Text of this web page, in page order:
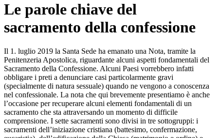
Le parole chiave del
sacramento della confessione
Il 1. luglio 2019 la Santa Sede ha emanato una Nota, tramite la Penitenzeria Apostolica, riguardante alcuni aspetti fondamentali del Sacramento della Confessione. Alcuni Paesi vorrebbero infatti obbligare i preti a denunciare casi particolarmente gravi (specialmente di natura sessuale) quando ne vengono a conoscenza nel confessionale. La nota che qui brevemente presentiamo è anche l’occasione per recuperare alcuni elementi fondamentali di un sacramento che sta attraversando un momento di difficile comprensione. I sette sacramenti sono divisi in tre sottogruppi: i sacramenti dell’iniziazione cristiana (battesimo, confermazione, eucaristia), dell’edificazione della Chiesa (matrimonio e ordine) e della guarigione (unzione dell’ammalato e confessione). Proprio perché ringuarda un punto così delicato della persona, esso va compreso in tutta la sua ricchezza e come una opportunità di crescita e maturazione cristiana. Nel preambolo il documento si sofferma sull’evoluzione sociale che pone delle serie sfide a chi desidera vivere pienamente il Vangelo. C’è una “bramosia”di informazioni che porta alla pubblicazione degli aspetti anche più personali e spesso il solo tribunale del giudizio dell’opinione pubblica pare essere ammesso. Di qui, aggiungiamo noi, anche le numerose espressioni mediatiche quali trasmissioni televisive, riviste e rotocalchi di stampo scandalistico. COME SE FOSSE… Il documento parla di diverse categorie di segretezza. Sovente, nei colloqui con un sacerdote (anche in momenti più leggeri e distensivi) si sente l’espressione “mi raccomando, come se fosse confessione”. È bene ribadire che l’ambito della confessione è ben definito, chiaro nella sua richiesta e nella sua attuazione. Per questo è bene aiutare e accompagnare i fedeli nella chiara distinzione delle forme di comunicazione: 1. La confessione sacramentale: vale quanto indicato sotto. 2. Foro interno extra-sacramentale e direzione spirituale: anche questo ambito è importante per il singolo fedele. Racchiude le confidenze per un cammino spirituale e di maturazione cristiana a un presbitero, un(a) consacrato(a) o un(a) laico(a). Anche il direttore o accompagnatore spirituale è tenuto ad una speciale riservatezza di quanto ascoltato in carattere di confidenza. 3. Segreti e altri limiti propri della comunicazione: gli altri segreti, anche di ambito professionale, possono essere sciolti se “la custodia del segreto dovesse causare danni a chi li confida , a chi ne viene messo a parte, o a terzi danni mnolto gravi ed evitabili soltanto mediante la divulgazione della verità” (Catechismo della Chiesa Cattolica, 2491). Un conto è quindi la confessione, che non può ammettere alcun tipo di divulgazione, o la direzione – accompagnamento spirituale, un conto sono le altre confidenze. Il criterio che la Nota suggerisce è di carattere evangelico… “ciò che volete che gli uomini facciano a voi, anche voi fatelo a loro (Lc 6,31). Bisogna quindi avere discernimento nel comprendere costantemente ciò che può essere condiviso e con chi. CONFIDENZA - La Confessione è, per sua natura, riservata. Chi va a confessarsi sa bene che quel prete non potrà mai servirsi di quanto ascoltato durante il momento della confessione. Questo garantisce anche la libertà di affidare, a cuore aperto, anche le ferite più profonde del soggetto. RISERVATEZZA - Non sono infatti ammesse deroghe rispetto al sigillo sacramentale. Il confessore è tenuto a difendere questo segreto persino “usque ad sanguinis effusionem”, ovvero fino alla morte, se necessario. Questo radicale principio è innanzitutto a motivo del ruolo del sacerdote: non bisogna dimenticare che il sacerdote è solamente ministro di questo sacramento, egli opera “in persona Christi”. Il penitente si sta confessando presso il Signore Gesù, per cui il sacerdote non possiede nulla, neanche una parola, di quanto gli viene confidato. ASSOLUZIONE - “io ti assolvo”: il prete dice queste parole nel nome del Signore. È un atto di lealtà, da parte del ministro del sacramento, nei confronti di Dio e del penitente stesso. Il sacerdote, da parte sua, non può perdonare i peccati. È Gesù che affida questo ministero ma resta lui stesso il protagonista della remissione dei peccati. TUTTO COMPRESO - Il segreto della confessione riguarda tutto quanto viene confidato al sacerdote, anche se la confessione non fosse valida o risultasse incompleta o senza assoiuzione. Addirittura si ricorda che il confessore stesso non può andare a “ripensare” quanto gli è stato confidato. PENTIMENTO - “Non è mai consentito porre al penitente, come condizione per l’assoluzione, l’obbligo di costituirsi alla giustizia”. Chiaramente è insito nella struttura stessa del sacramento il sincero pentimento, ma è ribadito che il sacerdote non può legare il sacramento all costituirsi. AIUTO ALLA VITTIMA - Per il carattere stesso di profonda interiorità e confidenza della confessione, la nota ricorda che è compito dei pastori accompagnare un’eventuale vittima di male altrui, garantendo assistenza e vicinanza anche nelle scelte di coinvolgimento della giustizia e nel rispetto dei propri diritti. SEGRETEZZA TOTALE - Neppure il penitente può sollevare il confessore dall’obbligo della segretezza, “perché questo viene direttamente da Dio”. Il penitente può tuttavia esplicitamente consentire a tornare sul contenuto della confessione con lo stesso confessore. CINQUE NOMI L’epoca contemporanea è caratterizzata da un ritorno al fenomeno e all’esperienza religiosa secondo nuove categorie. Spesso si costruisce una religiosità molto personale, costruita su sentimentalismi e basata sulle proprie scelte. Il camminare comune – tipico della fede cristiana – è fortemente messo in discussione a motivo della crescente individualizzazione. È normale che, con un simile panorama, un sacramento delicato e personale come quello della confessione sia messo in crisi. È bene però ribadire la profondità di questo dono che è posto nelle mani dei sacerdoti, ma che non ne diventano mai padroni o possessori. Essi stessi devono accostarsi di frequente alla confessione per poterne gustare i doni e la grazia da essa derivanti. Il Catechismo della Chiesa Cattolica (nn. 1423-1424) sottolinea che il sacramento che stiamo affrontando possa essere nominato in cinque differenti modi, a seconda di quale prospettiva si desideri affrontare: - Sacramento della conversione: è il sacramento dedicato alla conversione del cuore, al desiderio di trovare e vivere una rinnovata vita secondo il Vangelo; - Sacramento della penitenza: perché sbagliando ed ammettendo la propria colpa ci si rende conto del bisogno di pentirsi delle proprie scelte errate che hanno determinato un allontanamento dal disegno di Dio sulla propria vita; - Sacramento della confessione: dire i propri peccati davanti al sacerdote consente di togliere il peso del pecccato, che va chiamato per nome. Così si può riconoscere l’amore misericordioso del Padre che mai allontana una suo figlio che corre a lui; - Sacramento del perdono: l’amore presuppone il vincolo nuovo e insesauribile del perdono. È molto più che rispetto, tolleranza, comprensione. Il perdono significa il passo successivo all’errore, significa un nuovo punto di partenza. Chi ama è in grado di perdonare anche l’errore più difficile da sopportare. - Sacramento della riconciliazione: confessarsi significa riconoscere che, attraverso un peccato, ci si è allontanati da grande progetto che Dio ha sulla propria vita. È quindi rimettersi sui binari della sua volontà per il cammino della propria esistenza. INDIVIDUALE E PERSONALE La confessione (come tutti gli altri sacramenti) è per sua natura strettamente personale. Ogni singolo credente ha diritto di ricevere i sacramenti singolarmente. Vi sono delle rarissime eccezioni, consentite in casi eccezionali, che è bene qui ribadire. Il Codice di diritto canonico del 1983 ricorda, al can. 960, che la confessione individuale è “l’unico mezzo ordinario” per la riconciliazione con Dio e con la Chiesa. Il ministro, come visto sopra, celebra i sacramenti in umile servizio rispetto a quanto la Chiesa gli indica. Non è in suo potere decidere – quasi ne fosse “proprietario” – di modificare quanto gli è affidato. L’Esortazione Apostolica postsinodale Reconciliatio et Paenitentia (1985), promulgata da Giovanni Paolo II, offre molti spunti di riflessione sul sacramento che viene qui presentato. E viene affrontato pure il tema dell’assoluzione generale che invece è descritta nel can. 961, § 1, nn. 1°-2°: essa è consentita solamente se vi sono due condizioni che devono presentarsi contemporaneamente. L’assoluzione generale è consentita quando: - Vi è un imminente pericolo di morte (e quindi manca il tempo per la confessione individuale presso un sacerdote) - Vi sia una grave mancanza (penuria) di sacerdoti che porti i fedeli a non accostarsi ai sacramenti. Perché si verifichi tale stato di grave necessità devono concorrere congiuntamente i due elementi, “la riunione di grandi masse di fedeli non giustifica per se l’assoluzione collettiva” (cfr. Pont. Consiglio per i testi legislativi, Nota esplicativa, 8 nov. 1996). Giovanni Paolo II, in proposito, ricordava: “voglio richiamare la scrupolosa osservanza delle condizioni citate, ribadire che, in caso di peccato mortale, anche dopo l’assoluzione collettiva, sussiste l’obbligo di una specifica accusa sacramentale e confermare che i fedeli hanno diritto alla propria confessione individuale” (AAS, LXXIII, 1981, 203). PREZIOSO Papa Francesco ha ribadito recentemente che “la riconciliazione stessa è un bene che la sapienza della Chiesa ha sempre salvaguardato con tutta la propria forza morale e giuridica con il sigillo sacramentale. Esso, anche se non sempre compreso dalla mentalità moderna, è indispensabile per la santità del sacramento e per la libertà di coscienza del penitente il quale; il quale deve essere certo, in qualunque momento, che il colloquio resterà nel segreto della confessione, tra la propria coscienza che si apre a Dio